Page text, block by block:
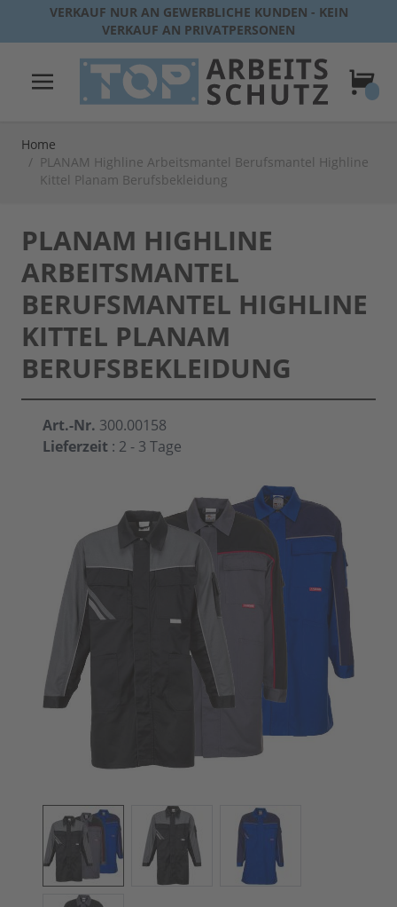
Direkt zum Inhalt
VERKAUF NUR AN GEWERBLICHE KUNDEN - KEIN
VERKAUF AN PRIVATPERSONEN
Home
/ PLANAM Highline Arbeitsmantel Berufsmantel Highline
Kittel Planam Berufsbekleidung
PLANAM HIGHLINE
ARBEITSMANTEL
BERUFSMANTEL HIGHLINE
KITTEL PLANAM
BERUFSBEKLEIDUNG
Art.-Nr. 300.00158
Lieferzeit : 2 - 3 Tage